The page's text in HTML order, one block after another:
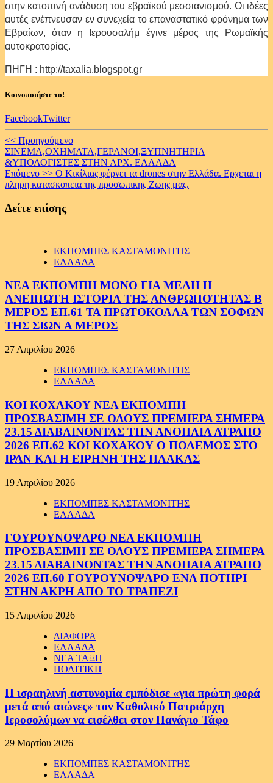
στην κατοπινή ανάδυση του εβραϊκού μεσσιανισμού. Οι ιδέες
αυτές ενέπνευσαν εν συνεχεία το επαναστατικό φρόνημα των
Εβραίων, όταν η Ιερουσαλήμ έγινε μέρος της Ρωμαϊκής
αυτοκρατορίας.
ΠΗΓΗ : http://taxalia.blogspot.gr
Κοινοποιήστε το!
FacebookTwitter
Continue
Reading
<< Προηγούμενο
ΣΙΝΕΜΑ,ΟΧΗΜΑΤΑ,ΓΕΡΑΝΟΙ,ΞΥΠΝΗΤΗΡΙΑ
&ΥΠΟΛΟΓΙΣΤΕΣ ΣΤΗΝ ΑΡΧ. ΕΛΛΑΔΑ
Επόμενο >> Ο Κικίλιας φέρνει τα drones στην Ελλάδα. Ερχεται η
πληρη κατασκοπεια της προσωπικης Ζωης μας.
Δείτε επίσης
ΕΚΠΟΜΠΕΣ ΚΑΣΤΑΜΟΝΙΤΗΣ
ΕΛΛΑΔΑ
ΝΕΑ ΕΚΠΟΜΠΗ ΜΟΝΟ ΓΙΑ ΜΕΛΗ Η
ΑΝΕΙΠΩΤΗ ΙΣΤΟΡΙΑ ΤΗΣ ΑΝΘΡΩΠΟΤΗΤΑΣ Β
ΜΕΡΟΣ ΕΠ.61 ΤΑ ΠΡΩΤΟΚΟΛΛΑ ΤΩΝ ΣΟΦΩΝ
ΤΗΣ ΣΙΩΝ Α ΜΕΡΟΣ
27 Απριλίου 2026
ΕΚΠΟΜΠΕΣ ΚΑΣΤΑΜΟΝΙΤΗΣ
ΕΛΛΑΔΑ
ΚΟΙ ΚΟΧΑΚΟΥ ΝΕΑ ΕΚΠΟΜΠΗ
ΠΡΟΣΒΑΣΙΜΗ ΣΕ ΟΛΟΥΣ ΠΡΕΜΙΕΡΑ ΣΗΜΕΡΑ
23.15 ΔΙΑΒΑΙΝΟΝΤΑΣ ΤΗΝ ΑΝΟΠΑΙΑ ΑΤΡΑΠΟ
2026 ΕΠ.62 ΚΟΙ ΚΟΧΑΚΟΥ Ο ΠΟΛΕΜΟΣ ΣΤΟ
ΙΡΑΝ ΚΑΙ Η ΕΙΡΗΝΗ ΤΗΣ ΠΛΑΚΑΣ
19 Απριλίου 2026
ΕΚΠΟΜΠΕΣ ΚΑΣΤΑΜΟΝΙΤΗΣ
ΕΛΛΑΔΑ
ΓΟΥΡΟΥΝΟΨΑΡΟ ΝΕΑ ΕΚΠΟΜΠΗ
ΠΡΟΣΒΑΣΙΜΗ ΣΕ ΟΛΟΥΣ ΠΡΕΜΙΕΡΑ ΣΗΜΕΡΑ
23.15 ΔΙΑΒΑΙΝΟΝΤΑΣ ΤΗΝ ΑΝΟΠΑΙΑ ΑΤΡΑΠΟ
2026 ΕΠ.60 ΓΟΥΡΟΥΝΟΨΑΡΟ ΕΝΑ ΠΟΤΗΡΙ
ΣΤΗΝ ΑΚΡΗ ΑΠΟ ΤΟ ΤΡΑΠΕΖΙ
15 Απριλίου 2026
ΔΙΑΦΟΡΑ
ΕΛΛΑΔΑ
ΝΕΑ ΤΑΞΗ
ΠΟΛΙΤΙΚΗ
Η ισραηλινή αστυνομία εμπόδισε «για πρώτη φορά
μετά από αιώνες» τον Καθολικό Πατριάρχη
Ιεροσολύμων να εισέλθει στον Πανάγιο Τάφο
29 Μαρτίου 2026
ΕΚΠΟΜΠΕΣ ΚΑΣΤΑΜΟΝΙΤΗΣ
ΕΛΛΑΔΑ